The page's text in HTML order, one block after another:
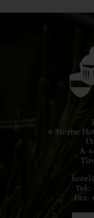
4-Sterne
A-
Tel.:
Fax: